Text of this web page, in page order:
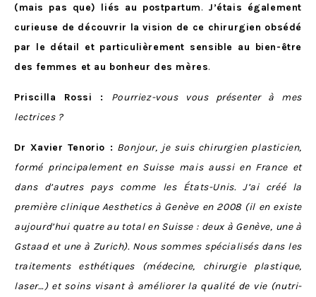
(mais pas que) liés au postpartum. J’étais également
curieuse de découvrir la vision de ce chirurgien obsédé
par le détail et particulièrement sensible au bien-être
des femmes et au bonheur des mères.
Priscilla Rossi : Pourriez-vous vous présenter à mes
lectrices ?
Dr Xavier Tenorio : Bonjour, je suis chirurgien plasticien,
formé principalement en Suisse mais aussi en France et
dans d’autres pays comme les États-Unis. J’ai créé la
première clinique Aesthetics à Genève en 2008 (il en existe
aujourd’hui quatre au total en Suisse : deux à Genève, une à
Gstaad et une à Zurich). Nous sommes spécialisés dans les
traitements esthétiques (médecine, chirurgie plastique,
laser…) et soins visant à améliorer la qualité de vie (nutri-